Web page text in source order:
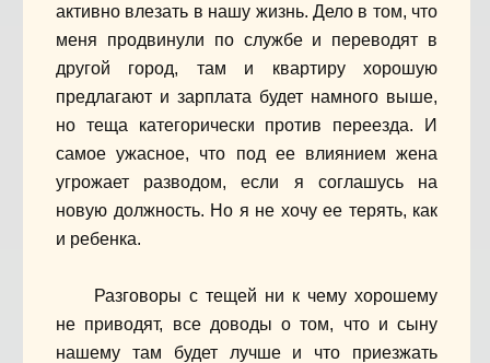
активно влезать в нашу жизнь. Дело в том, что
меня продвинули по службе и переводят в
другой город, там и квартиру хорошую
предлагают и зарплата будет намного выше,
но теща категорически против переезда. И
самое ужасное, что под ее влиянием жена
угрожает разводом, если я соглашусь на
новую должность. Но я не хочу ее терять, как
и ребенка.
Разговоры с тещей ни к чему хорошему
не приводят, все доводы о том, что и сыну
нашему там будет лучше и что приезжать